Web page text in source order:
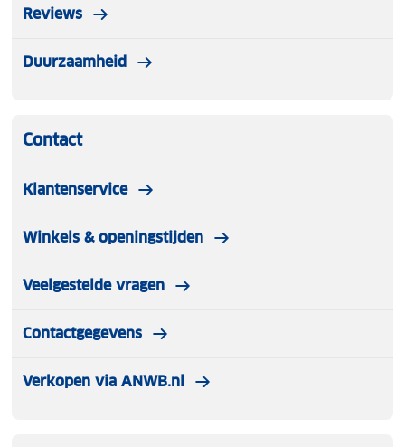
Reviews
Duurzaamheid
Contact
Klantenservice
Winkels & openingstijden
Veelgestelde vragen
Contactgegevens
Verkopen via ANWB.nl